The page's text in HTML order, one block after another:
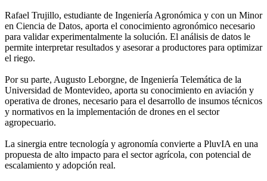
Rafael Trujillo, estudiante de Ingeniería Agronómica y con un Minor
en Ciencia de Datos, aporta el conocimiento agronómico necesario
para validar experimentalmente la solución. El análisis de datos le
permite interpretar resultados y asesorar a productores para optimizar
el riego.
Por su parte, Augusto Leborgne, de Ingeniería Telemática de la
Universidad de Montevideo, aporta su conocimiento en aviación y
operativa de drones, necesario para el desarrollo de insumos técnicos
y normativos en la implementación de drones en el sector
agropecuario.
La sinergia entre tecnología y agronomía convierte a PluvIA en una
propuesta de alto impacto para el sector agrícola, con potencial de
escalamiento y adopción real.